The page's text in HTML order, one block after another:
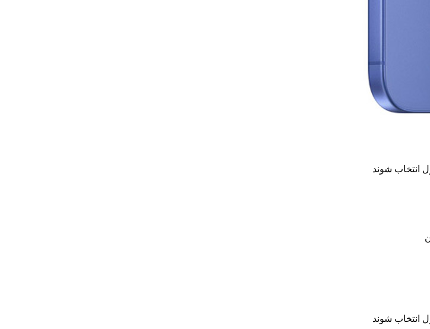
انتخاب شوند
انتخاب شوند